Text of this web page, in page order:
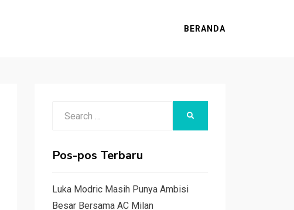
BERANDA
Pos-pos Terbaru
Luka Modric Masih Punya Ambisi
Besar Bersama AC Milan